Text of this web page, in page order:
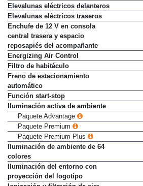
Elevalunas eléctricos delanteros
Elevalunas eléctricos traseros
Enchufe de 12 V en consola
central trasera y espacio
reposapiés del acompañante
Energizing Air Control
Filtro de habitáculo
Freno de estacionamiento
automático
Función start-stop
Iluminación activa de ambiente
Paquete Advantage
Paquete Premium
Paquete Premium Plus
Iluminación de ambiente de 64
colores
Iluminación del entorno con
proyección del logotipo